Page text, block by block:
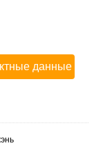
данные